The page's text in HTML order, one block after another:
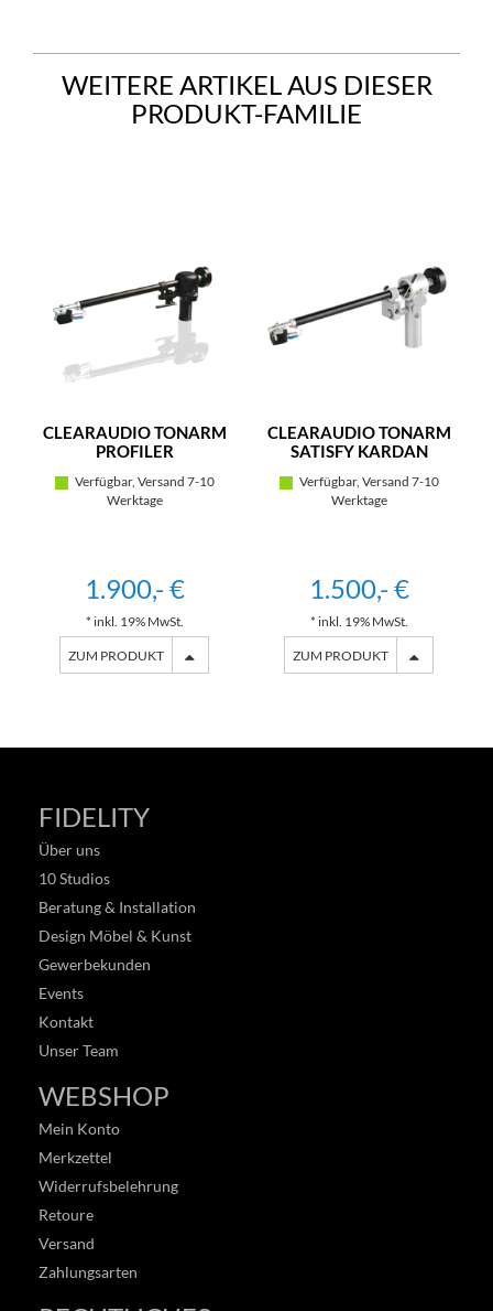
WEITERE ARTIKEL AUS DIESER
PRODUKT-FAMILIE
CLEARAUDIO TONARM
PROFILER
Verfügbar, Versand 7-10
Werktage
1.900,- €
* inkl. 19% MwSt.
ZUM PRODUKT
CLEARAUDIO TONARM
SATISFY KARDAN
Verfügbar, Versand 7-10
Werktage
1.500,- €
* inkl. 19% MwSt.
ZUM PRODUKT
FIDELITY
Über uns
10 Studios
Beratung & Installation
Design Möbel & Kunst
Gewerbekunden
Events
Kontakt
Unser Team
WEBSHOP
Mein Konto
Merkzettel
Widerrufsbelehrung
Retoure
Versand
Zahlungsarten